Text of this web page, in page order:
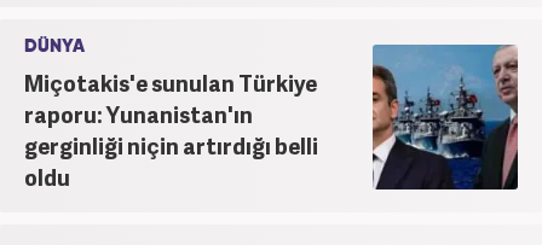
DÜNYA
Miçotakis'e sunulan Türkiye
raporu: Yunanistan'ın
gerginliği niçin artırdığı belli
oldu